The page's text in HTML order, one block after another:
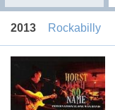
2013 Rockabilly